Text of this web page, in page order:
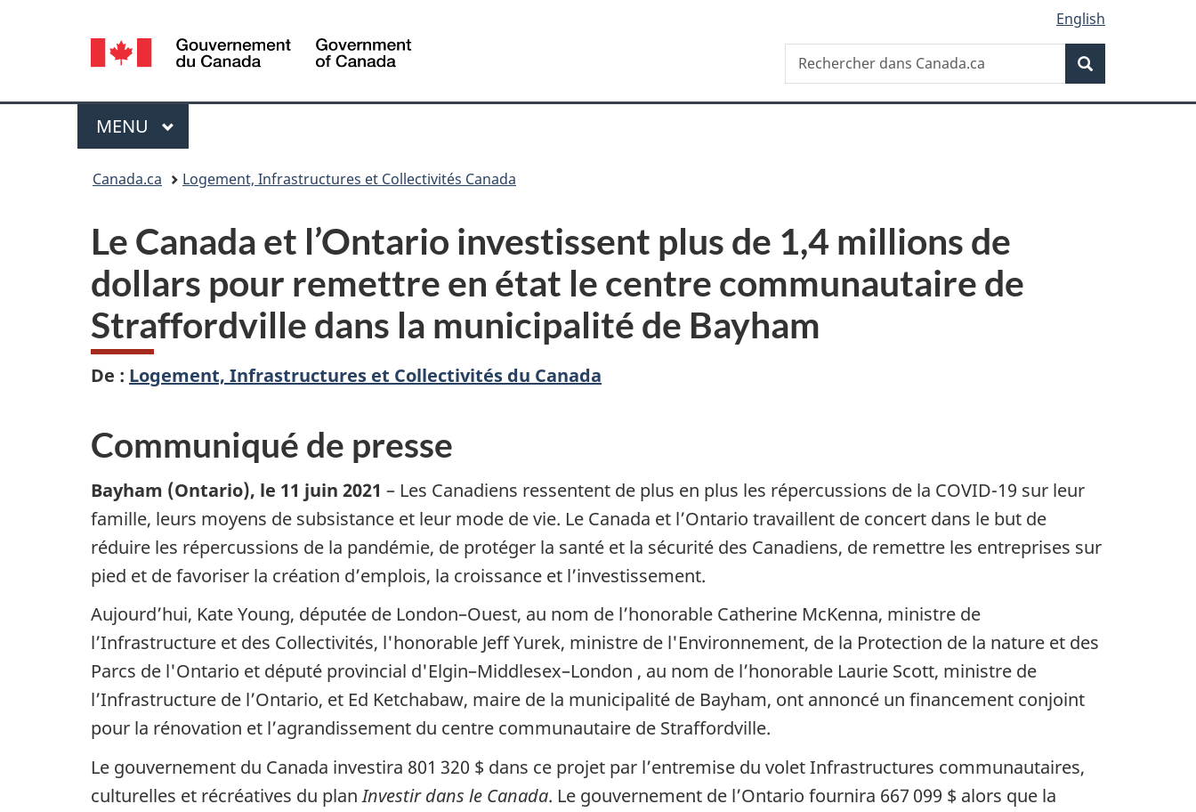
sujet
HTML
Sélection
de
la
langue
English
Canada
Recherche
Rechercher
dans
Menu
MENU PRINCIPAL
Canada.ca Logement, Infrastructures et Collectivités Canada
Le Canada et l’Ontario investissent plus de 1,4 millions de
dollars pour remettre en état le centre communautaire de
Straffordville dans la municipalité de Bayham
De : Logement, Infrastructures et Collectivités du Canada
Communiqué de presse
Bayham (Ontario), le 11 juin 2021 – Les Canadiens ressentent de plus en plus les répercussions de la COVID-19 sur leur
famille, leurs moyens de subsistance et leur mode de vie. Le Canada et l’Ontario travaillent de concert dans le but de
réduire les répercussions de la pandémie, de protéger la santé et la sécurité des Canadiens, de remettre les entreprises sur
pied et de favoriser la création d’emplois, la croissance et l’investissement.
Aujourd’hui, Kate Young, députée de London–Ouest, au nom de l’honorable Catherine McKenna, ministre de
l’Infrastructure et des Collectivités, l'honorable Jeff Yurek, ministre de l'Environnement, de la Protection de la nature et des
Parcs de l'Ontario et député provincial d'Elgin–Middlesex–London , au nom de l’honorable Laurie Scott, ministre de
l’Infrastructure de l’Ontario, et Ed Ketchabaw, maire de la municipalité de Bayham, ont annoncé un financement conjoint
pour la rénovation et l’agrandissement du centre communautaire de Straffordville.
Le gouvernement du Canada investira 801 320 $ dans ce projet par l’entremise du volet Infrastructures communautaires,
culturelles et récréatives du planInvestir dans le Canada. Le gouvernement de l’Ontario fournira 667 099 $ alors que la